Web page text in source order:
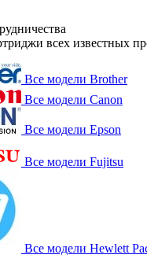
всех известных
Все модели Brother
Все модели Canon
Все модели Epson
Все модели Fujitsu
Все модели Hewlett